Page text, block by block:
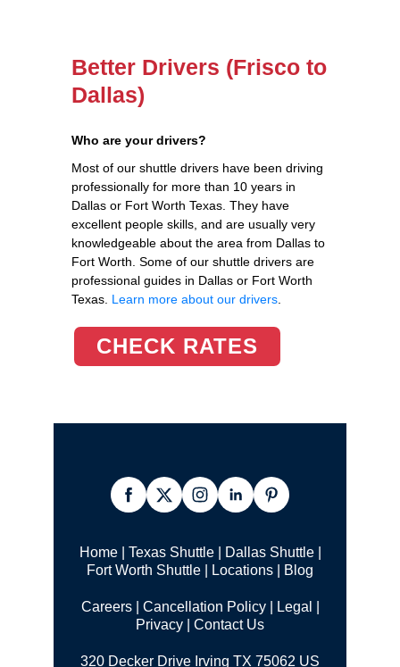
Better Drivers (Frisco to
Dallas)
Who are your drivers?
Most of our shuttle drivers have been driving
professionally for more than 10 years in
Dallas or Fort Worth Texas. They have
excellent people skills, and are usually very
knowledgeable about the area from Dallas to
Fort Worth. Some of our shuttle drivers are
professional guides in Dallas or Fort Worth
Texas. Learn more about our drivers
CHECK RATES
Home| Texas Shuttle| Dallas Shuttle|
Fort Worth Shuttle
Locations Blog
Careers| Cancellation Policy|
Legal |
Privacy
Contact Us
320 Decker Drive Irving TX 75062 US